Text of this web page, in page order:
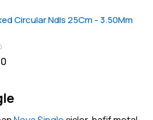
Circular Ndls 25Cm - 3.50Mm